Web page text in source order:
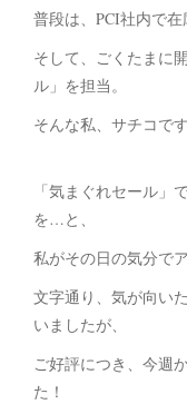
普段は、PCI社内で在
そして、ごくたまに
ル」を担当。
そんな私、サチコです
「気まぐれセール」
を…と、
私がその日の気分で
文字通り、気が向い
いましたが、
ご好評につき、今週
た！